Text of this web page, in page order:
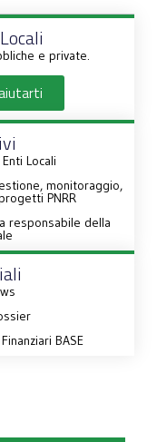
e private.
Locali
monitoraggio,
PNRR
responsabile della
BASE